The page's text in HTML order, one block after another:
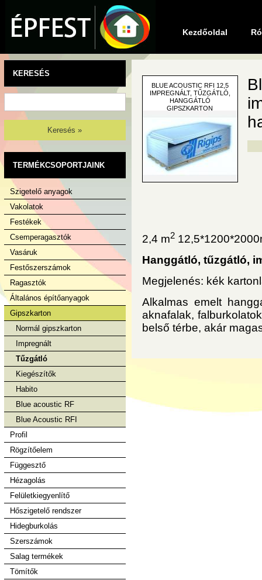
Kezdőoldal
KERESÉS
Keresés »
TERMÉKCSOPORTJAINK
Szigetelő anyagok
Vakolatok
Festékek
Csemperagasztók
Vasáruk
Festőszerszámok
Ragasztók
Általános építőanyagok
Gipszkarton
Normál gipszkarton
Impregnált
Tűzgátló
Kiegészítők
Habito
Blue acoustic RF
Blue Acoustic RFI
Profil
Rögzítőelem
Függesztő
Hézagolás
Felületkiegyenlítő
Hőszigetelő rendszer
Hidegburkolás
Szerszámok
Salag termékek
Tömítők
BLUE ACOUSTIC RFI 12,5
IMPREGNÁLT, TŰZGÁTLÓ,
HANGGÁTLÓ
GIPSZKARTON
2,4 m2
Hanggátló, tűzgátló,
Megjelenés: kék
Alkalmas emelt
aknafalak,
belső térbe, akár